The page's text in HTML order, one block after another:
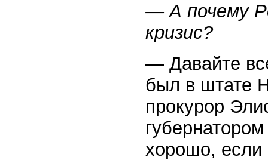
— А почему
кризис?
— Давайте
был в штате
прокурор
хорошо, если